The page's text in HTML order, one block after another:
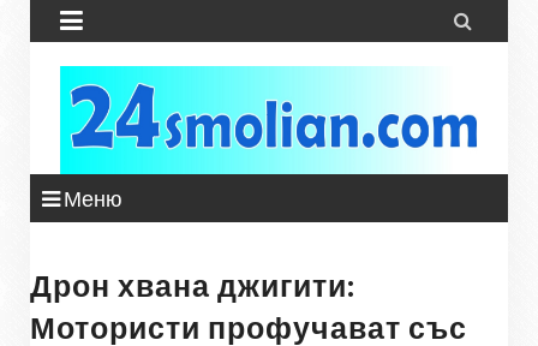
 
Меню
Дрон хвана джигити:
Мотористи профучават със